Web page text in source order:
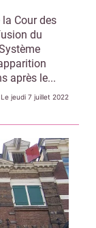
Cour des
du
après le...
Le jeudi 7 juillet 2022